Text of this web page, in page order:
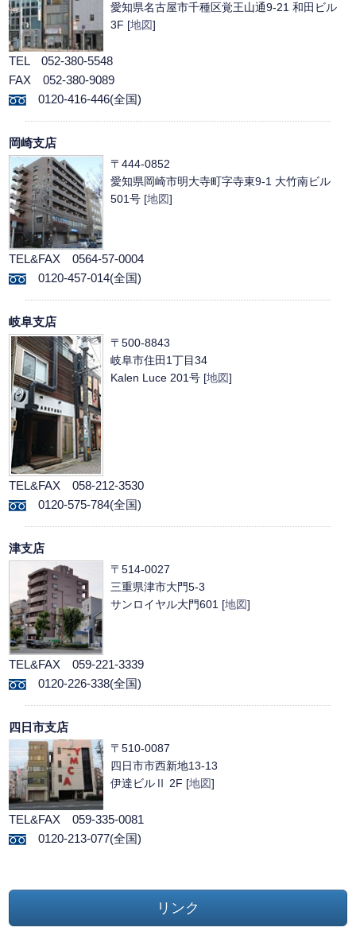
愛知県名古屋市千種区覚王山通9-21 和田ビル
3F [地図]
TEL 052-380-5548
FAX 052-380-9089
0120-416-446(全国)
岡崎支店
〒444-0852
愛知県岡崎市明大寺町字寺東9-1 大竹南ビル
501号 [地図]
TEL&FAX 0564-57-0004
0120-457-014(全国)
岐阜支店
〒500-8843
岐阜市住田1丁目34
Kalen Luce 201号 [地図]
TEL&FAX 058-212-3530
0120-575-784(全国)
津支店
〒514-0027
三重県津市大門5-3
サンロイヤル大門601 [地図]
TEL&FAX 059-221-3339
0120-226-338(全国)
四日市支店
〒510-0087
四日市市西新地13-13
伊達ビルⅡ 2F [地図]
TEL&FAX 059-335-0081
0120-213-077(全国)
リンク